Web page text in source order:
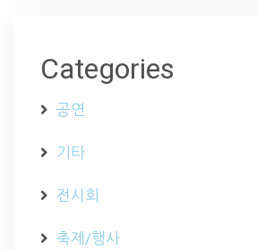
Categories
공연
기타
전시회
축제/행사